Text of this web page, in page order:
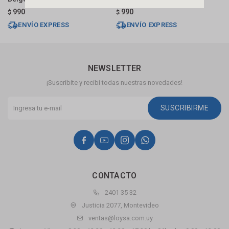
$ 990
ENVÍO EXPRESS
$ 990
ENVÍO EXPRESS
CONTACTO
2401 35 32
Justicia 2077, Montevideo
ventas@loysa.com.uy
NEWSLETTER
¡Suscribite y recibí todas nuestras novedades!
SUSCRIBIRME
   